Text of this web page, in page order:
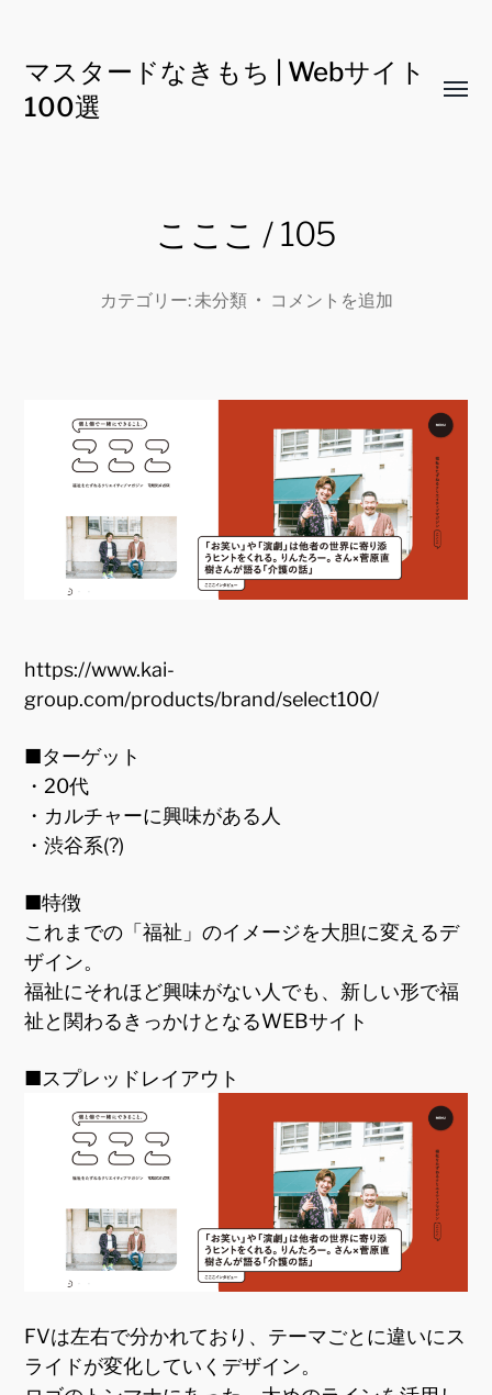
マスタードなきもち | Webサイト
100選
こここ / 105
カテゴリー:未分類 • コメントを追加
https://www.kai-
group.com/products/brand/select100/
■ターゲット
・20代
・カルチャーに興味がある人
・渋谷系(?)
■特徴
これまでの「福祉」のイメージを大胆に変えるデ
ザイン。
福祉にそれほど興味がない人でも、新しい形で福
祉と関わるきっかけとなるWEBサイト
■スプレッドレイアウト
FVは左右で分かれており、テーマごとに違いにス
ライドが変化していくデザイン。